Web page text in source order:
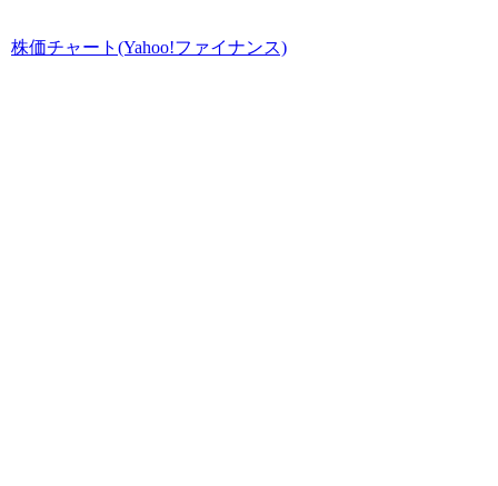
株価チャート(Yahoo!ファイナンス)